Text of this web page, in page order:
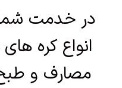
در خدمت
انواع کره
مصارف و